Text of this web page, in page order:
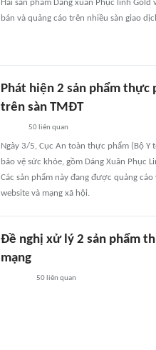
Hai sản phẩm Dáng xuân Phục linh
bán và quảng cáo trên nhiều sàn giao
Phát hiện 2 sản phẩm thực
trên sàn TMĐT
50 liên quan
Ngày 3/5, Cục An toàn thực phẩm (Bộ
bảo vệ sức khỏe, gồm Dáng Xuân Phục
Các sản phẩm này đang được quảng
website và mạng xã hội.
Đề nghị xử lý 2 sản phẩm
mạng
50 liên quan